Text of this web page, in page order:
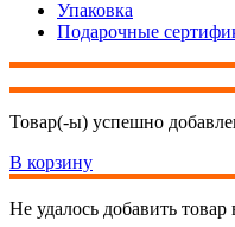
Упаковка
Подарочные
Товар(-ы) успешно
В корзину
Не удалось добавить товар